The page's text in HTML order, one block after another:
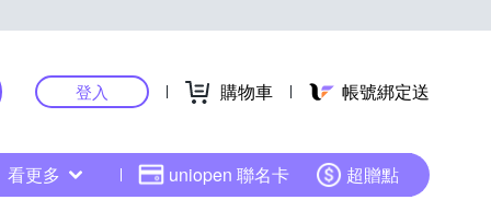
登入 購物車 帳號綁定送
看更多 uniopen 聯名卡 超贈點